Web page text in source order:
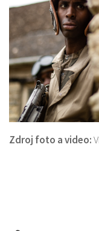
Zdroj foto a video: